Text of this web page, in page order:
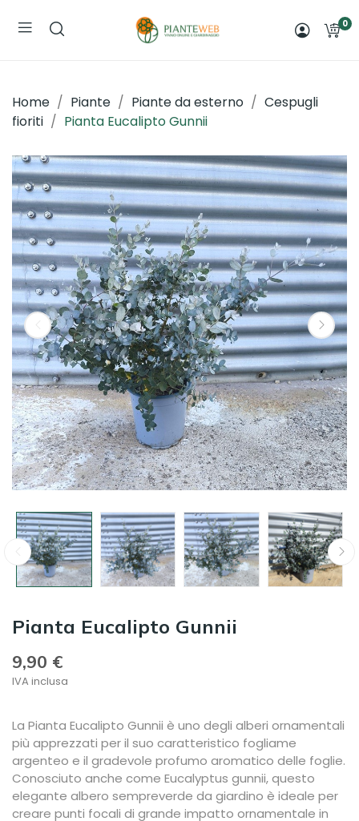
0
Home Piante Piante da esterno
Cespugli
fioriti
Pianta Eucalipto Gunnii
Pianta Eucalipto Gunnii
9,90 €
IVA inclusa
La Pianta Eucalipto Gunnii è uno degli alberi ornamentali
più apprezzati per il suo caratteristico fogliame
argenteo e il gradevole profumo aromatico delle foglie.
Conosciuto anche come Eucalyptus gunnii, questo
elegante albero sempreverde da giardino è ideale per
creare punti focali di grande impatto ornamentale in